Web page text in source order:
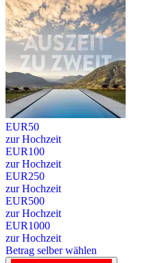
EUR50
zur Hochzeit
EUR100
zur Hochzeit
EUR250
zur Hochzeit
EUR500
zur Hochzeit
EUR1000
zur Hochzeit
Betrag selber wählen